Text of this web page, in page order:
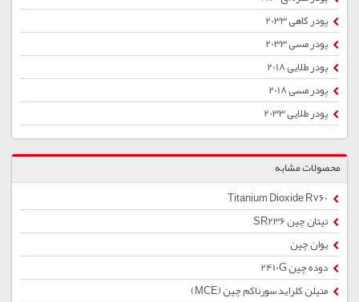
پودر کاهی 2033
پودر مسی 2033
پودر طلایی 2018
پودر مسی 2018
پودر طلایی 2033
محصولات مشابه
تیتان چین SR236
یوان چین
دوده چین 2410G
متیلن کلراید سورناکم چین (MCE)